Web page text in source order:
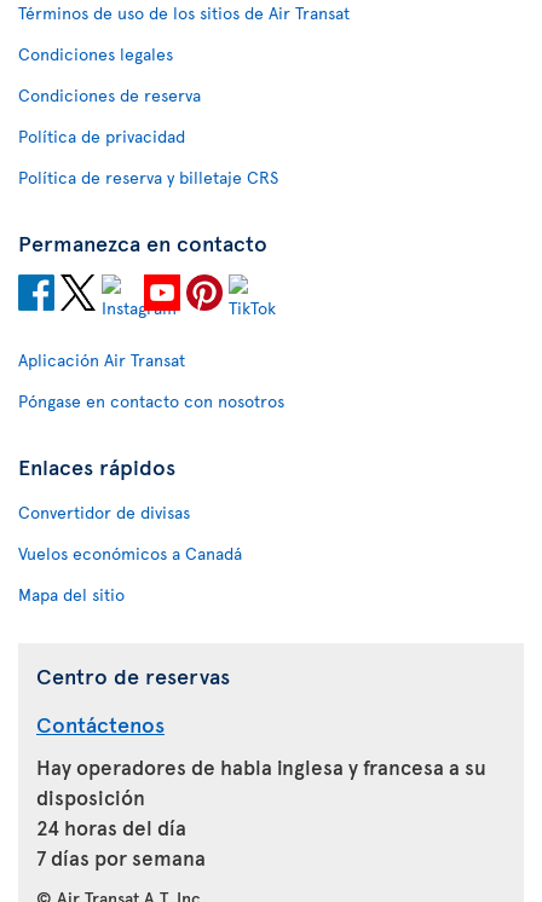
Términos de uso de los sitios de Air Transat
Condiciones legales
Condiciones de reserva
Política de privacidad
Política de reserva y billetaje CRS
Permanezca en contacto
Aplicación Air Transat
Póngase en contacto con nosotros
Enlaces rápidos
Convertidor de divisas
Vuelos económicos a Canadá
Mapa del sitio
Centro de reservas
Contáctenos
Hay operadores de habla inglesa y francesa a su
disposición
24 horas del día
7 días por semana